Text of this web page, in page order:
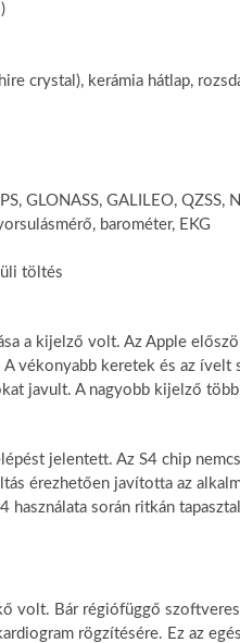
crystal), kerámia hátlap,
GLONASS, GALILEO, QZSS,
barométer, EKG
töltés
a kijelző volt. Az Apple
vékonyabb keretek és az
javult. A nagyobb kijelző
jelentett. Az S4 chip
érezhetően javította az
használata során ritkán
volt. Bár régiófüggő
rögzítésére. Ez az